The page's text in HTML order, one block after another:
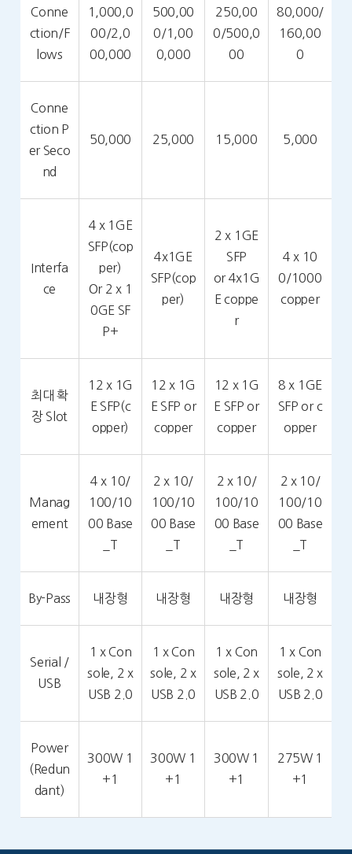
Conne
ction/F
lows
1,000,0
00/2,0
00,000
500,00
0/1,00
0,000
250,00
0/500,0
00
80,000/
160,00
0
Conne
ction P
er Seco
nd
50,000 25,000 15,000 5,000
Interfa
ce
4 x 1GE
SFP(cop
per)
Or 2 x 1
0GE SF
P+
4x1GE
SFP(cop
per)
2 x 1GE
SFP
or 4x1G
E coppe
r
4 x 10
0/1000
copper
최대 확
장 Slot
12 x 1G
E SFP(c
opper)
12 x 1G
E SFP or
copper
12 x 1G
E SFP or
copper
8 x 1GE
SFP or c
opper
Manag
ement
4 x 10/
100/10
00 Base
_T
2 x 10/
100/10
00 Base
_T
2 x 10/
100/10
00 Base
_T
2 x 10/
100/10
00 Base
_T
By-Pass 내장형 내장형 내장형 내장형
Serial /
USB
1 x Con
sole, 2 x
USB 2.0
1 x Con
sole, 2 x
USB 2.0
1 x Con
sole, 2 x
USB 2.0
1 x Con
sole, 2 x
USB 2.0
Power
(Redun
dant)
300W 1
+1
300W 1
+1
300W 1
+1
275W 1
+1